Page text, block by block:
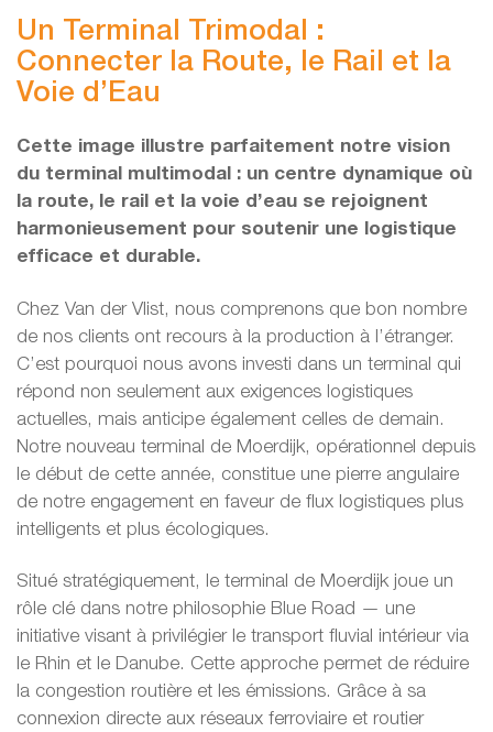
Un Terminal Trimodal :
Connecter la Route, le Rail et la
Voie d’Eau
Cette image illustre parfaitement notre vision
du terminal multimodal : un centre dynamique où
la route, le rail et la voie d’eau se rejoignent
harmonieusement pour soutenir une logistique
efficace et durable.
Chez Van der Vlist, nous comprenons que bon nombre
de nos clients ont recours à la production à l’étranger.
C’est pourquoi nous avons investi dans un terminal qui
répond non seulement aux exigences logistiques
actuelles, mais anticipe également celles de demain.
Notre nouveau terminal de Moerdijk, opérationnel depuis
le début de cette année, constitue une pierre angulaire
de notre engagement en faveur de flux logistiques plus
intelligents et plus écologiques.
Situé stratégiquement, le terminal de Moerdijk joue un
rôle clé dans notre philosophie Blue Road — une
initiative visant à privilégier le transport fluvial intérieur via
le Rhin et le Danube. Cette approche permet de réduire
la congestion routière et les émissions. Grâce à sa
connexion directe aux réseaux ferroviaire et routier